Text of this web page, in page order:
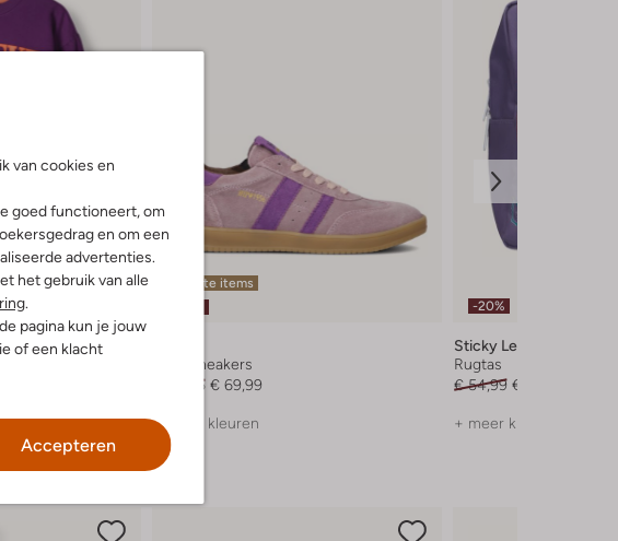
van cookies en
goed functioneert, om
en om een
advertenties.
het gebruik van alle
.
pagina kun je jouw
of een klacht
Accepteren
Laatste items
Lage sneakers
€ 99,95 € 69,99
+ meer kleuren
-20%
Sticky Lemon
Rugtas
€ 54,99 € 43,99
+ meer kleuren